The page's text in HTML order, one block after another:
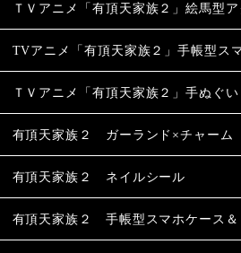
ＴＶアニメ「有頂天家族２」絵馬型
TVアニメ「有頂天家族２」手帳型ス
ＴＶアニメ「有頂天家族２」手ぬぐい
有頂天家族２ ガーランド×チャーム
有頂天家族２ ネイルシール
有頂天家族２ 手帳型スマホケース＆